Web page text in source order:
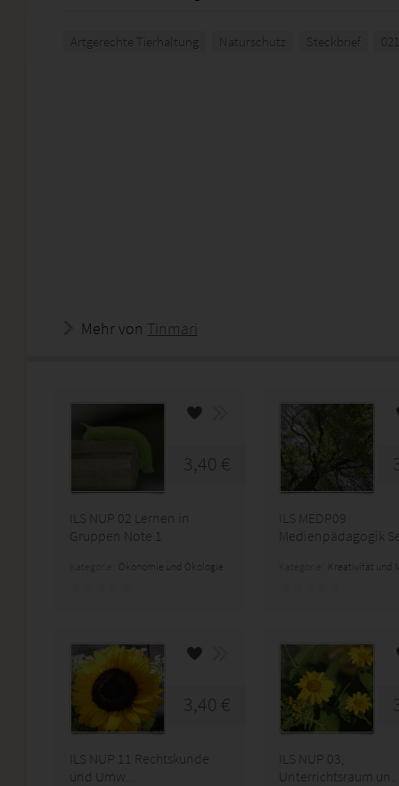
Artgerechte Tierhaltung Naturschutz Steckbrief
Mehr von Tinmari
3,40 €
ILS NUP 02 Lernen in
Gruppen Note 1
Ökonomie und Ökologie
ILS MEDP09
Medienpädagogik
Kreativität und
3,40 €
ILS NUP 11 Rechtskunde
und Umw...
ILS NUP 03,
Unterrichtsraum